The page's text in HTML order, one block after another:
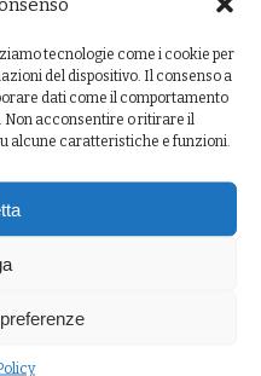
tecnologie come i cookie per
del dispositivo. Il consenso a
dati come il comportamento
Non acconsentire o ritirare il
alcune caratteristiche e funzioni.